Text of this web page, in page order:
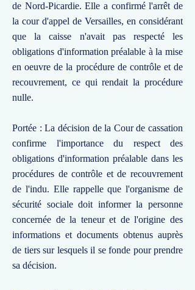
de Nord-Picardie. Elle a confirmé l'arrêt de
la cour d'appel de Versailles, en considérant
que la caisse n'avait pas respecté les
obligations d'information préalable à la mise
en oeuvre de la procédure de contrôle et de
recouvrement, ce qui rendait la procédure
nulle.
Portée : La décision de la Cour de cassation
confirme l'importance du respect des
obligations d'information préalable dans les
procédures de contrôle et de recouvrement
de l'indu. Elle rappelle que l'organisme de
sécurité sociale doit informer la personne
concernée de la teneur et de l'origine des
informations et documents obtenus auprès
de tiers sur lesquels il se fonde pour prendre
sa décision.